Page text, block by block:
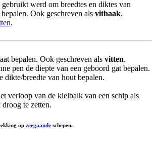
werd om breedtes en diktes van
Ook geschreven als vithaak.
.
bepalen. Ook geschreven als vitten.
pen de diepte van een geboord gat bepalen.
dikte/breedte van hout bepalen.
verloop van de kielbalk van een schip als
te zetten.
op zeegaande schepen.